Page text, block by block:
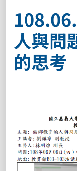
人與問
的思考